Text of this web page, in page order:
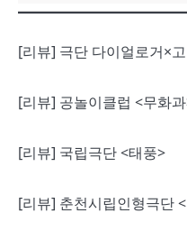
[리뷰] 극단 다이얼로거×
[리뷰] 공놀이클럽 <무화
[리뷰] 국립극단 <태풍>
[리뷰] 춘천시립인형극단